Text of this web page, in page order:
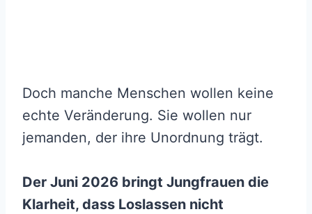
Doch manche Menschen wollen keine
echte Veränderung. Sie wollen nur
jemanden, der ihre Unordnung trägt.
Der Juni 2026 bringt Jungfrauen die
Klarheit, dass Loslassen nicht